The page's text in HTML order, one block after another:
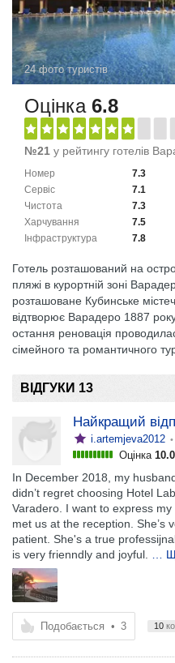
24 фото туристів
Оцінка 6.8
№21 у рейтингу готелів
7.3
Номер
7.1
Сервіс
7.3
Чистота
7.5
Харчування
7.8
Інфраструктура
Готель розташований на
пляжі в курортній зоні
розташоване Кубинське
відтворює Варадеро 1887
остання реновація
сімейного та романтичного
ВІДГУКИ 13
Найкращий
i.artemjeva2012
Оцінка 10.0
In December 2018, my
didn’t regret choosing Hotel
Varadero. I want to express
met us at the reception. She’s
patient. She's a true
is very frienndly and joyful.
…
Подобається • 3 10